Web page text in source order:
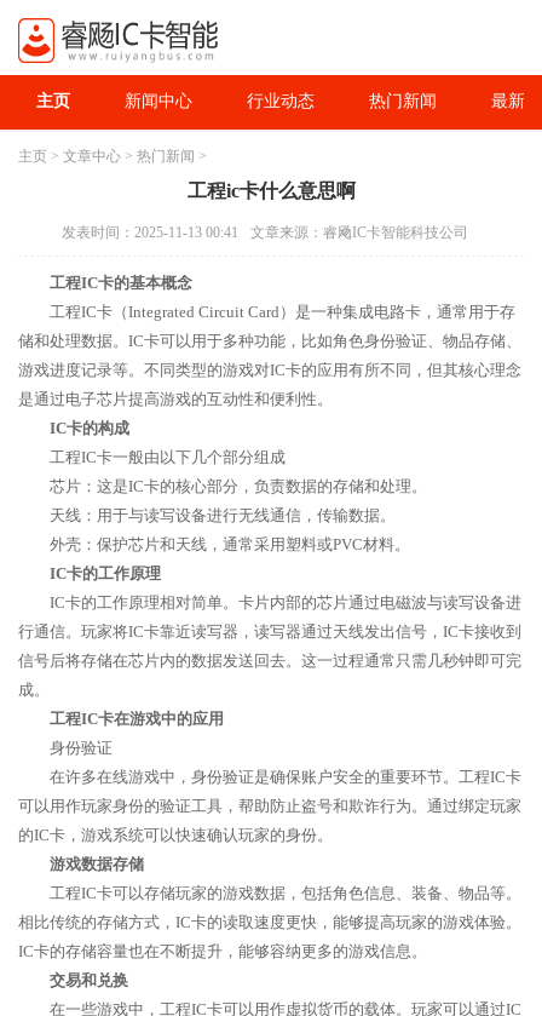
主页 新闻中心 行业动态 热门新闻 最新
主页 > 文章中心 > 热门新闻 >
工程ic卡什么意思啊
发表时间：2025-11-13 00:41 文章来源：睿飏IC卡智能科技公司
工程IC卡的基本概念
工程IC卡（Integrated Circuit Card）是一种集成电路卡，通常用于存
储和处理数据。IC卡可以用于多种功能，比如角色身份验证、物品存储、
游戏进度记录等。不同类型的游戏对IC卡的应用有所不同，但其核心理念
是通过电子芯片提高游戏的互动性和便利性。
IC卡的构成
工程IC卡一般由以下几个部分组成
芯片：这是IC卡的核心部分，负责数据的存储和处理。
天线：用于与读写设备进行无线通信，传输数据。
外壳：保护芯片和天线，通常采用塑料或PVC材料。
IC卡的工作原理
IC卡的工作原理相对简单。卡片内部的芯片通过电磁波与读写设备进
行通信。玩家将IC卡靠近读写器，读写器通过天线发出信号，IC卡接收到
信号后将存储在芯片内的数据发送回去。这一过程通常只需几秒钟即可完
成。
工程IC卡在游戏中的应用
身份验证
在许多在线游戏中，身份验证是确保账户安全的重要环节。工程IC卡
可以用作玩家身份的验证工具，帮助防止盗号和欺诈行为。通过绑定玩家
的IC卡，游戏系统可以快速确认玩家的身份。
游戏数据存储
工程IC卡可以存储玩家的游戏数据，包括角色信息、装备、物品等。
相比传统的存储方式，IC卡的读取速度更快，能够提高玩家的游戏体验。
IC卡的存储容量也在不断提升，能够容纳更多的游戏信息。
交易和兑换
在一些游戏中，工程IC卡可以用作虚拟货币的载体。玩家可以通过IC